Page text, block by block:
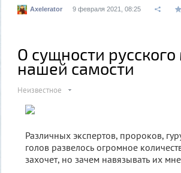
Axelerator 9 февраля 2021, 08:25
О сущности
нашей самости
Неизвестное
Различных экспертов, пророков,
голов развелось огромное
захочет, но зачем навязывать их